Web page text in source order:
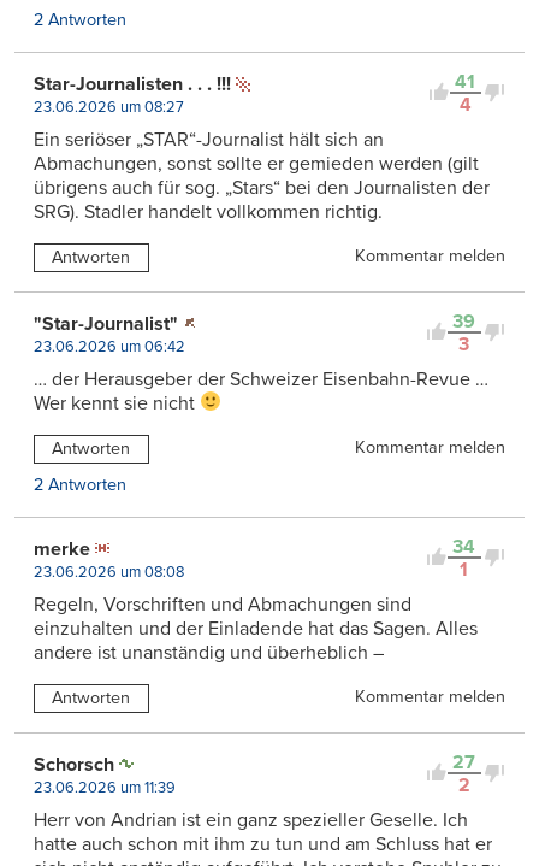
2 Antworten
41
4
Star-Journalisten . . . !!!
23.06.2026 um 08:27
Ein seriöser „STAR“-Journalist hält sich an
Abmachungen, sonst sollte er gemieden werden (gilt
übrigens auch für sog. „Stars“ bei den Journalisten der
SRG). Stadler handelt vollkommen richtig.
Antworten Kommentar melden
39
3
"Star-Journalist"
23.06.2026 um 06:42
… der Herausgeber der Schweizer Eisenbahn-Revue …
Wer kennt sie nicht
Antworten
Kommentar melden
2 Antworten
34
1
merke
23.06.2026 um 08:08
Regeln, Vorschriften und Abmachungen sind
einzuhalten und der Einladende hat das Sagen. Alles
andere ist unanständig und überheblich –
Antworten Kommentar melden
27
2
Schorsch
23.06.2026 um 11:39
Herr von Andrian ist ein ganz spezieller Geselle. Ich
hatte auch schon mit ihm zu tun und am Schluss hat er